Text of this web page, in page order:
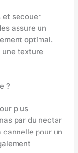
et secouer
assure un
optimal.
une texture
?
plus
par du nectar
cannelle pour un